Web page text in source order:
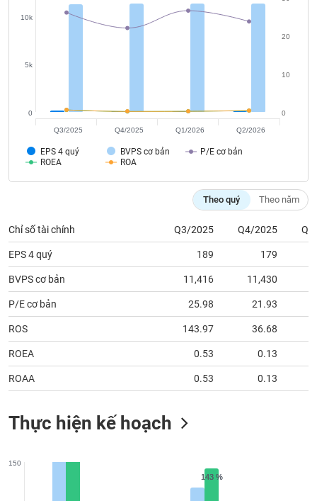
EPS 4 quý BVPS cơ bản
P/E cơ bản
ROEA
ROA
0
5k
10k
0
10
20
Q3/2025 Q4/2025 Q1/2026 Q2/2026
Theo quý Theo năm
Chỉ số tài chính Q3/2025 Q4/2025
EPS 4 quý 189 179
BVPS cơ bản 11,416 11,430
P/E cơ bản 25.98 21.93
ROS 143.97 36.68
ROEA 0.53 0.13
ROAA 0.53 0.13
Thực hiện kế hoạch
143 %
143 %
150